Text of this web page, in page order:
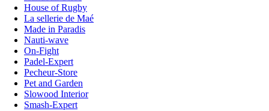
House of Rugby
La sellerie de Maé
Made in Paradis
Nauti-wave
On-Fight
Padel-Expert
Pecheur-Store
Pet and Garden
Slowood Interior
Smash-Expert